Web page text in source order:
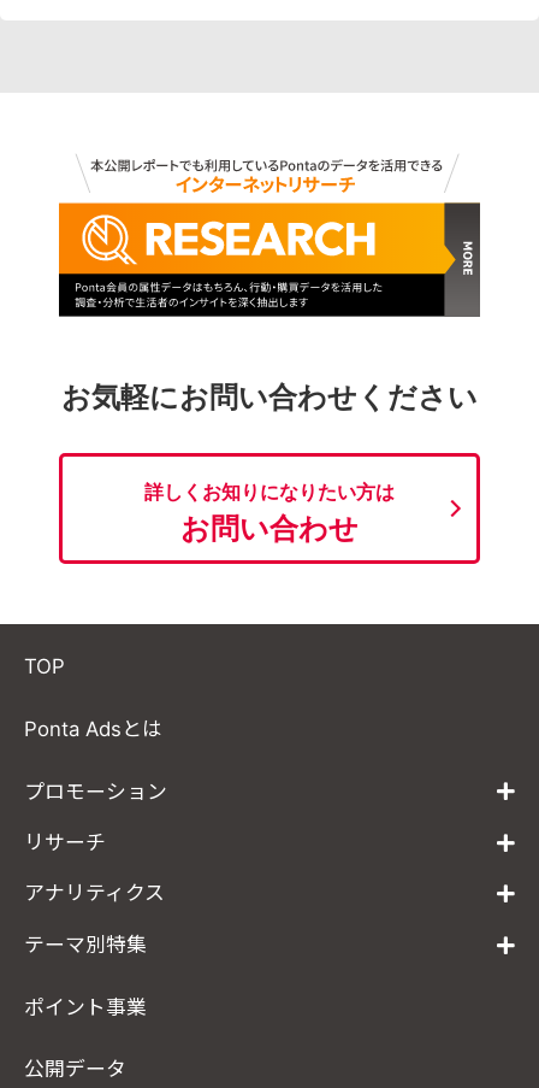
お気軽にお問い合わせください
詳しくお知りになりたい方は
お問い合わせ
TOP
Ponta Adsとは
プロモーション
リサーチ
アナリティクス
テーマ別特集
ポイント事業
公開データ